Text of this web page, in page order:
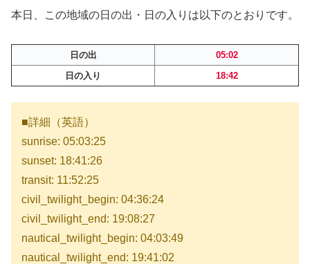
本日、この地域の日の出・日の入りは以下のとおりです。
日の出
05:02
日の入り
18:42
■詳細（英語）
sunrise: 05:03:25
sunset: 18:41:26
transit: 11:52:25
civil_twilight_begin: 04:36:24
civil_twilight_end: 19:08:27
nautical_twilight_begin: 04:03:49
nautical_twilight_end: 19:41:02